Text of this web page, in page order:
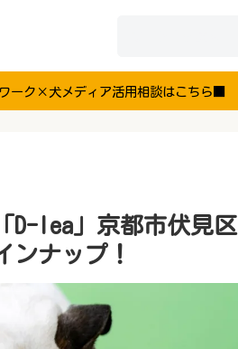
ーク×犬メディア活用相談はこちら■
D-lea」京都市伏見区
ンナップ！